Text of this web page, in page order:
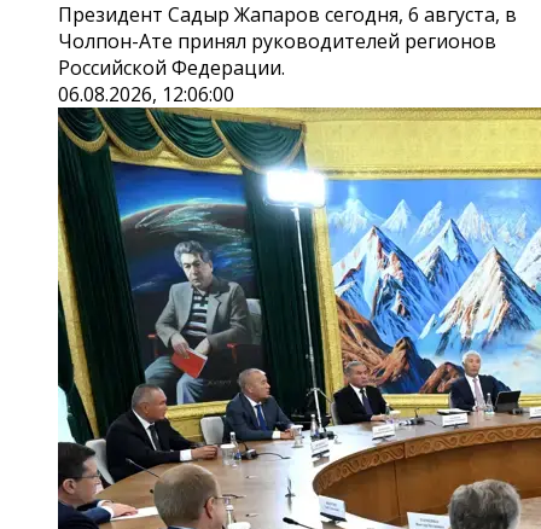
Президент Садыр Жапаров сегодня, 6 августа, в
Чолпон-Ате принял руководителей регионов
Российской Федерации.
06.08.2026, 12:06:00